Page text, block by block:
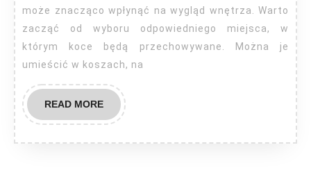
może znacząco wpłynąć na wygląd wnętrza. Warto
zacząć od wyboru odpowiedniego miejsca, w
którym koce będą przechowywane. Można je
umieścić w koszach, na
READ MOREREAD
MORE